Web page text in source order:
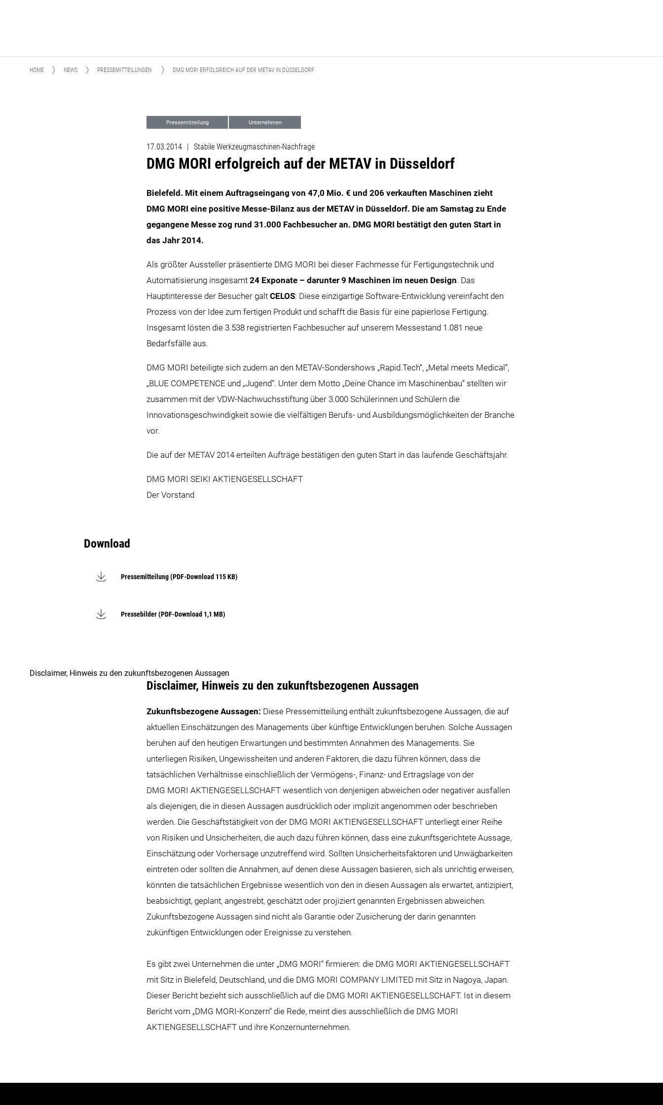
HOME NEWS PRESSEMITTEILUNGEN DMG MORI ERFOLGREICH AUF DER METAV IN DÜSSELDORF
Pressemitteilung Unternehmen
17.03.2014 | Stabile Werkzeugmaschinen-Nachfrage
DMG MORI erfolgreich auf der METAV in Düsseldorf
Bielefeld. Mit einem Auftragseingang von 47,0 Mio. € und 206 verkauften Maschinen zieht
DMG MORI eine positive Messe-Bilanz aus der METAV in Düsseldorf. Die am Samstag zu Ende
gegangene Messe zog rund 31.000 Fachbesucher an. DMG MORI bestätigt den guten Start in
das Jahr 2014.
Als größter Aussteller präsentierte DMG MORI bei dieser Fachmesse für Fertigungstechnik und
Automatisierung insgesamt 24 Exponate – darunter 9 Maschinen im neuen Design. Das
Hauptinteresse der Besucher galt CELOS: Diese einzigartige Software-Entwicklung vereinfacht den
Prozess von der Idee zum fertigen Produkt und schafft die Basis für eine papierlose Fertigung.
Insgesamt lösten die 3.538 registrierten Fachbesucher auf unserem Messestand 1.081 neue
Bedarfsfälle aus.
DMG MORI beteiligte sich zudem an den METAV-Sondershows „Rapid.Tech“, „Metal meets Medical“,
„BLUE COMPETENCE und „Jugend“. Unter dem Motto „Deine Chance im Maschinenbau“ stellten wir
zusammen mit der VDW-Nachwuchsstiftung über 3.000 Schülerinnen und Schülern die
Innovationsgeschwindigkeit sowie die vielfältigen Berufs- und Ausbildungsmöglichkeiten der Branche
vor.
Die auf der METAV 2014 erteilten Aufträge bestätigen den guten Start in das laufende Geschäftsjahr.
DMG MORI SEIKI AKTIENGESELLSCHAFT
Der Vorstand
Download
Pressemitteilung (PDF-Download 115 KB)
Pressebilder (PDF-Download 1,1 MB)
Disclaimer, Hinweis zu den zukunftsbezogenen Aussagen
Disclaimer, Hinweis zu den zukunftsbezogenen Aussagen
Zukunftsbezogene Aussagen: Diese Pressemitteilung enthält zukunftsbezogene Aussagen, die auf
aktuellen Einschätzungen des Managements über künftige Entwicklungen beruhen. Solche Aussagen
beruhen auf den heutigen Erwartungen und bestimmten Annahmen des Managements. Sie
unterliegen Risiken, Ungewissheiten und anderen Faktoren, die dazu führen können, dass die
tatsächlichen Verhältnisse einschließlich der Vermögens-, Finanz- und Ertragslage von der
DMG MORI AKTIENGESELLSCHAFT wesentlich von denjenigen abweichen oder negativer ausfallen
als diejenigen, die in diesen Aussagen ausdrücklich oder implizit angenommen oder beschrieben
werden. Die Geschäftstätigkeit von der DMG MORI AKTIENGESELLSCHAFT unterliegt einer Reihe
von Risiken und Unsicherheiten, die auch dazu führen können, dass eine zukunftsgerichtete Aussage,
Einschätzung oder Vorhersage unzutreffend wird. Sollten Unsicherheitsfaktoren und Unwägbarkeiten
eintreten oder sollten die Annahmen, auf denen diese Aussagen basieren, sich als unrichtig erweisen,
könnten die tatsächlichen Ergebnisse wesentlich von den in diesen Aussagen als erwartet, antizipiert,
beabsichtigt, geplant, angestrebt, geschätzt oder projiziert genannten Ergebnissen abweichen.
Zukunftsbezogene Aussagen sind nicht als Garantie oder Zusicherung der darin genannten
zukünftigen Entwicklungen oder Ereignisse zu verstehen.
Es gibt zwei Unternehmen die unter „DMG MORI“ firmieren: die DMG MORI AKTIENGESELLSCHAFT
mit Sitz in Bielefeld, Deutschland, und die DMG MORI COMPANY LIMITED mit Sitz in Nagoya, Japan.
Dieser Bericht bezieht sich ausschließlich auf die DMG MORI AKTIENGESELLSCHAFT. Ist in diesem
Bericht vom „DMG MORI-Konzern“ die Rede, meint dies ausschließlich die DMG MORI
AKTIENGESELLSCHAFT und ihre Konzernunternehmen.